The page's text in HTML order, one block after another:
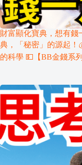
財富顯化寶典，想有錢
典，「秘密」的源起！
的科學 💵【BB金錢系列